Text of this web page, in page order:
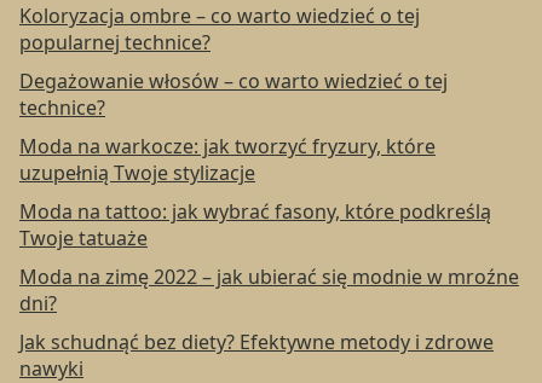
Koloryzacja ombre – co warto wiedzieć o tej
popularnej technice?
Degażowanie włosów – co warto wiedzieć o tej
technice?
Moda na warkocze: jak tworzyć fryzury, które
uzupełnią Twoje stylizacje
Moda na tattoo: jak wybrać fasony, które podkreślą
Twoje tatuaże
Moda na zimę 2022 – jak ubierać się modnie w mroźne
dni?
Jak schudnąć bez diety? Efektywne metody i zdrowe
nawyki